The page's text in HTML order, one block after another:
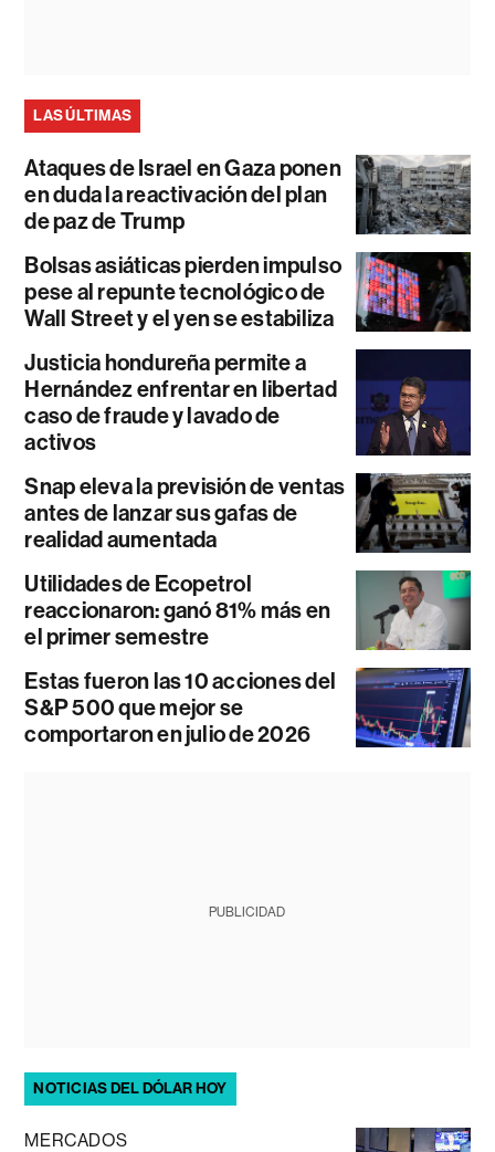
LAS ÚLTIMAS
Ataques de Israel en Gaza ponen
en duda la reactivación del plan
de paz de Trump
Bolsas asiáticas pierden impulso
pese al repunte tecnológico de
Wall Street y el yen se estabiliza
Justicia hondureña permite a
Hernández enfrentar en libertad
caso de fraude y lavado de
activos
Snap eleva la previsión de ventas
antes de lanzar sus gafas de
realidad aumentada
Utilidades de Ecopetrol
reaccionaron: ganó 81% más en
el primer semestre
Estas fueron las 10 acciones del
S&P 500 que mejor se
comportaron en julio de 2026
PUBLICIDAD
NOTICIAS DEL DÓLAR HOY
MERCADOS